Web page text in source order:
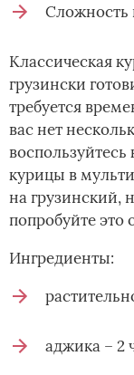
Сложность
Классическая
грузински
требуется
вас нет
курицы в
на грузинский,
попробуйте это
Ингредиенты:
аджика – 2